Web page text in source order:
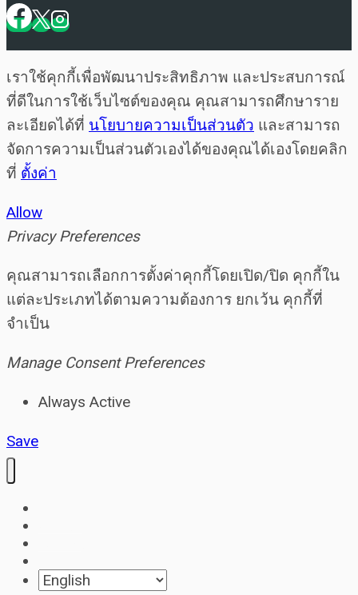
เราใช้คุกกี้เพื่อพัฒนาประสิทธิภาพ และประสบการณ์
ที่ดีในการใช้เว็บไซต์ของคุณ คุณสามารถศึกษาราย
ละเอียดได้ที่ นโยบายความเป็นส่วนตัว และสามารถ
จัดการความเป็นส่วนตัวเองได้ของคุณได้เองโดยคลิก
ที่ ตั้งค่า
Allow
Privacy Preferences
คุณสามารถเลือกการตั้งค่าคุกกี้โดยเปิด/ปิด คุกกี้ใน
แต่ละประเภทได้ตามความต้องการ ยกเว้น คุกกี้ที่
จำเป็น
Manage Consent Preferences
Always Active
Save